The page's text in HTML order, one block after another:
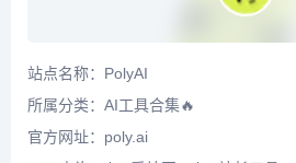
站点名称：PolyAI
所属分类： AI工具合集🔥
官方网址：poly.ai